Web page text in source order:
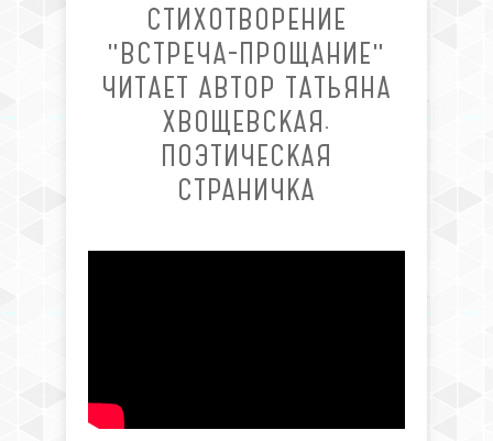
СТИХОТВОРЕНИЕ
"ВСТРЕЧА-ПРОЩАНИЕ"
ЧИТАЕТ АВТОР ТАТЬЯНА
ХВОЩЕВСКАЯ.
ПОЭТИЧЕСКАЯ
СТРАНИЧКА